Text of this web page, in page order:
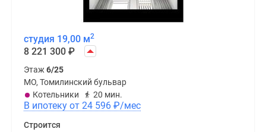
студия 19,00 м2
8 221 300 ₽
Этаж 6/25
МО, Томилинский бульвар
Котельники
20 мин.
В ипотеку от 24 596 ₽/мес
Строится